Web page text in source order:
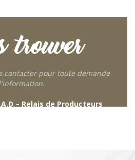
trouver
contacter pour toute demande
– Relais de Producteurs